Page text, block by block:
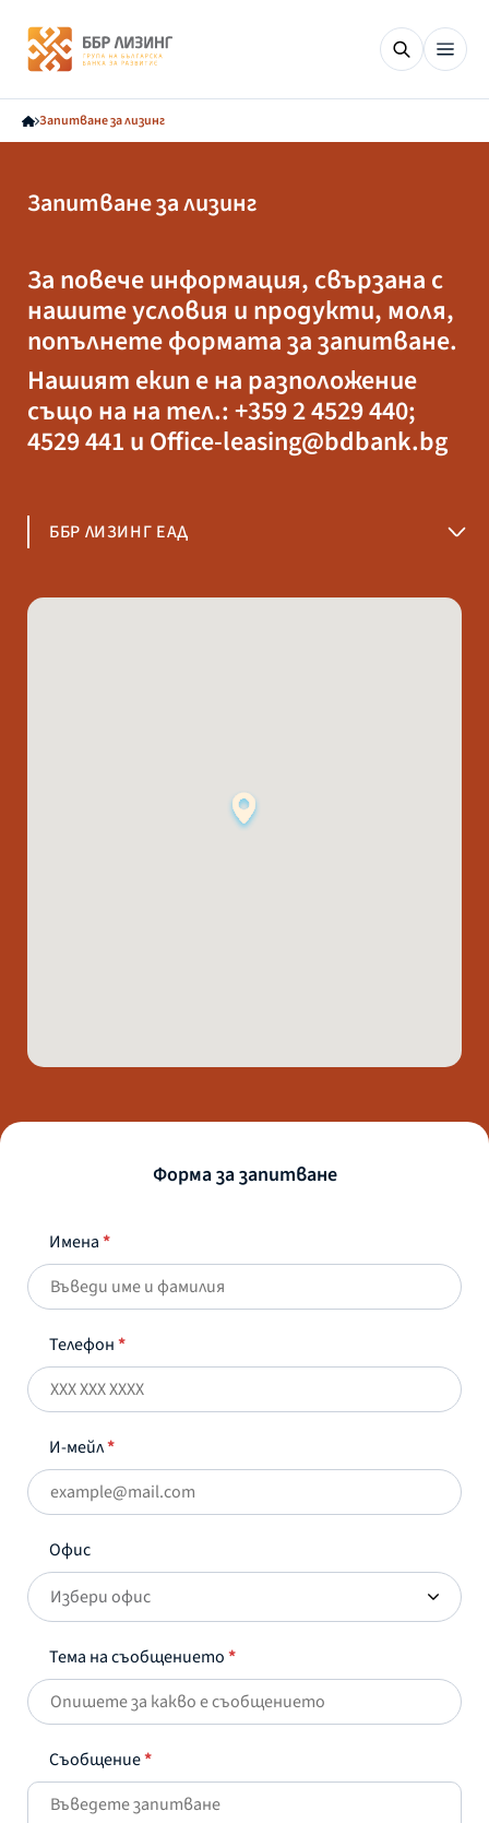
Запитване за лизинг
Запитване за лизинг
За повече информация, свързана с
нашите условия и продукти, моля,
попълнете формата за запитване.
Нашият екип е на разположение
също на на тел.: +359 2 4529 440;
4529 441 и Office-leasing@bdbank.bg
ББР ЛИЗИНГ ЕАД
ул. "Стефан Караджа" № 10; ет. 2
Форма за запитване
Имена*
Телефон*
И-мейл*
Офис
Избери офис
Тема на съобщението*
Съобщение*